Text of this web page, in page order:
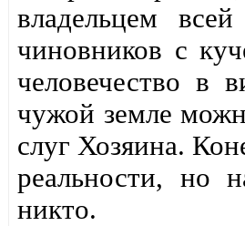
владельцем
чиновников с
человечество в
чужой земле
слуг Хозяина.
реальности, но
никто.